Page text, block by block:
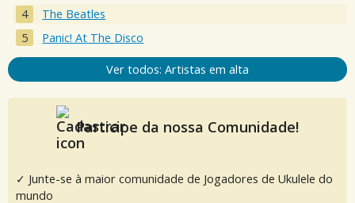
The Beatles
Panic! At The Disco
Ver todos: Artistas em alta
Participe da nossa Comunidade!
✓ Junte-se à maior comunidade de Jogadores de Ukulele do
mundo